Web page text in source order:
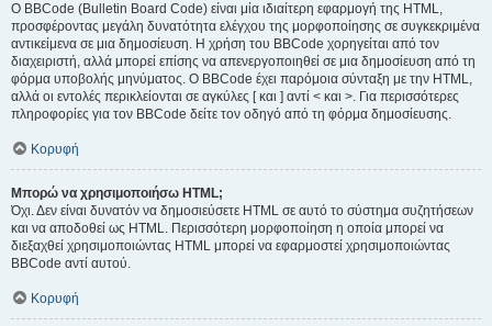
Ο BBCode (Bulletin Board Code) είναι μία ιδιαίτερη εφαρμογή της HTML,
προσφέροντας μεγάλη δυνατότητα ελέγχου της μορφοποίησης σε συγκεκριμένα
αντικείμενα σε μια δημοσίευση. Η χρήση του BBCode χορηγείται από τον
διαχειριστή, αλλά μπορεί επίσης να απενεργοποιηθεί σε μια δημοσίευση από τη
φόρμα υποβολής μηνύματος. Ο BBCode έχει παρόμοια σύνταξη με την HTML,
αλλά οι εντολές περικλείονται σε αγκύλες [ και ] αντί < και >. Για περισσότερες
πληροφορίες για τον BBCode δείτε τον οδηγό από τη φόρμα δημοσίευσης.
Κορυφή
Μπορώ να χρησιμοποιήσω HTML;
Όχι. Δεν είναι δυνατόν να δημοσιεύσετε HTML σε αυτό το σύστημα συζητήσεων
και να αποδοθεί ως HTML. Περισσότερη μορφοποίηση η οποία μπορεί να
διεξαχθεί χρησιμοποιώντας HTML μπορεί να εφαρμοστεί χρησιμοποιώντας
BBCode αντί αυτού.
Κορυφή